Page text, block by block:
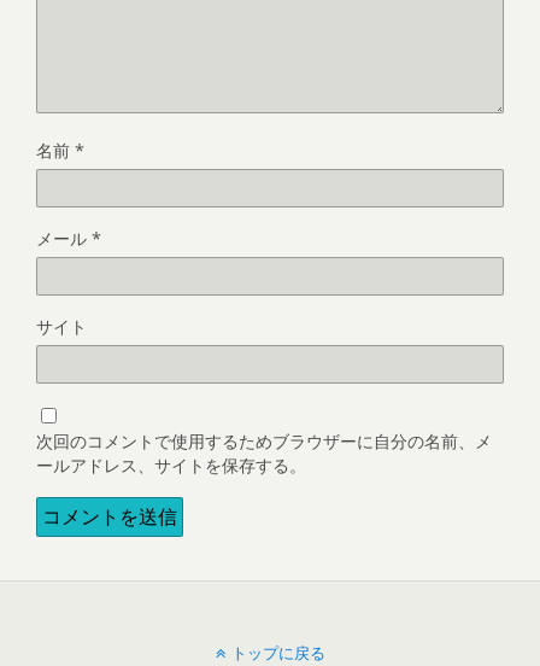
名前 *
メール *
サイト
次回のコメントで使用するためブラウザーに自分の名前、メ
ールアドレス、サイトを保存する。
トップに戻る